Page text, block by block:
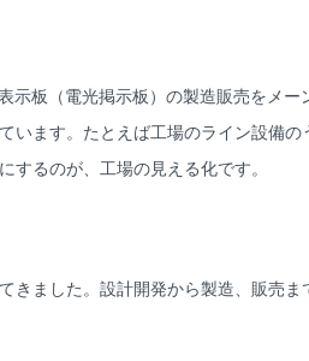
板（電光掲示板）の製造販売をメー
います。たとえば工場のライン設備
するのが、工場の見える化です。
ました。設計開発から製造、販売ま